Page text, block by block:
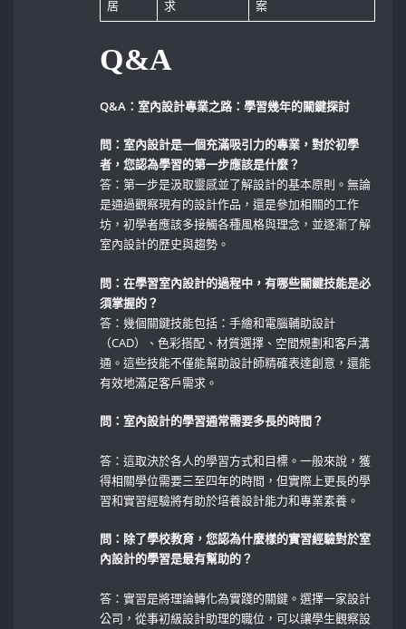
居 求 案
Q&A
Q&A：室內設計專業之路：學習幾年的關鍵探討
問：室內設計是一個充滿吸引力的專業，對於初學
者，您認為學習的第一步應該是什麼？
答：第一步是汲取靈感並了解設計的基本原則。無論
是通過觀察現有的設計作品，還是參加相關的工作
坊，初學者應該多接觸各種風格與理念，並逐漸了解
室內設計的歷史與趨勢。
問：在學習室內設計的過程中，有哪些關鍵技能是必
須掌握的？
答：幾個關鍵技能包括：手繪和電腦輔助設計
（CAD）、色彩搭配、材質選擇、空間規劃和客戶溝
通。這些技能不僅能幫助設計師精確表達創意，還能
有效地滿足客戶需求。
問：室內設計的學習通常需要多長的時間？
答：這取決於各人的學習方式和目標。一般來說，獲
得相關學位需要三至四年的時間，但實際上更長的學
習和實習經驗將有助於培養設計能力和專業素養。
問：除了學校教育，您認為什麼樣的實習經驗對於室
內設計的學習是最有幫助的？
答：實習是將理論轉化為實踐的關鍵。選擇一家設計
公司，從事初級設計助理的職位，可以讓學生觀察設